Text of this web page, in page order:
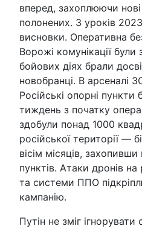
вперед, захоплюючи нові
полонених. З уроків
висновки. Оперативна
Ворожі комунікації були
бойових діях брали
новобранці. В арсеналі
Російські опорні пункти
тиждень з початку
здобули понад 1000
російської території —
вісім місяців,
пунктів. Атаки дронів
та системи ППО
кампанію.
Путін не зміг